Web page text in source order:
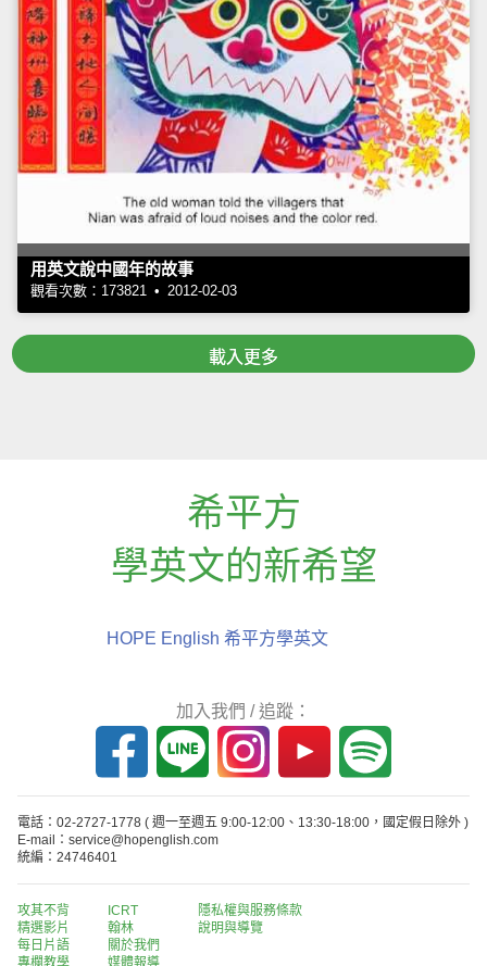
用英文說中國年的故事
觀看次數：173821 • 2012-02-03
載入更多
希平方
學英文的新希望
HOPE English 希平方學英文
加入我們 / 追蹤：
電話：02-2727-1778 ( 週一至週五 9:00-12:00、13:30-18:00，國定假日除外 )
E-mail：service@hopenglish.com
統編：24746401
攻其不背
精選影片
每日片語
專欄教學
ICRT
翰林
關於我們
媒體報導
隱私權與服務條款
說明與導覽